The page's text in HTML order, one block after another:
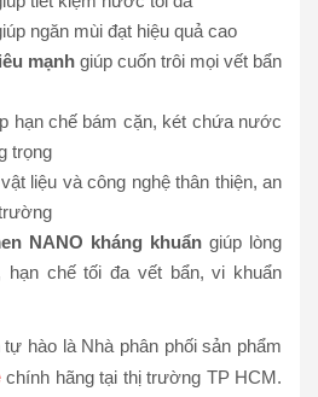
ngăn mùi đạt hiệu quả cao
mạnh giúp cuốn trôi mọi vết bẩn
hạn chế bám cặn, két chứa nước
trọng
liệu và công nghệ thân thiện, an
NANO kháng khuẩn giúp lòng
hạn chế tối đa vết bẩn, vi khuẩn
tự hào là Nhà phân phối sản phẩm
chính hãng tại thị trường TP HCM.